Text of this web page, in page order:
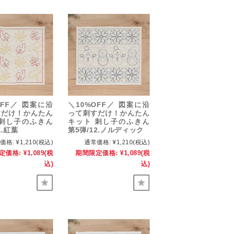
／ 図案に沿
け！かんたん
し子のふきん
紅葉
格: ¥1,210(税込)
価格: ¥1,089(税
込)
＼10%OFF／ 図案に沿
って刺すだけ！かんたん
キット 刺し子のふきん
第5弾/12.ノルディック
通常価格: ¥1,210(税込)
期間限定価格: ¥1,089(税
込)